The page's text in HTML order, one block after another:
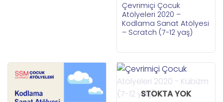
Çevrimiçi Çocuk
Atölyeleri 2020 –
Kodlama Sanat Atölyesi
– Scratch (7-12 yaş)
STOKTA YOK